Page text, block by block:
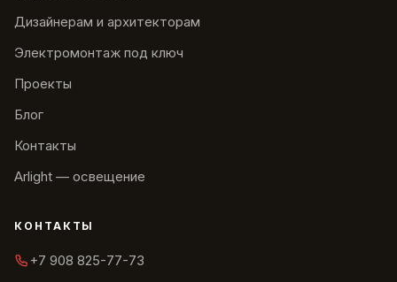
Дизайнерам и архитекторам
Электромонтаж под ключ
Проекты
Блог
Контакты
Arlight — освещение
КОНТАКТЫ
+7 908 825-77-73